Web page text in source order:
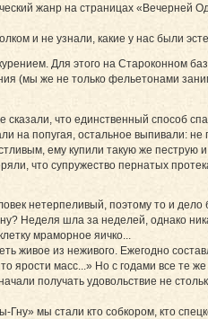
жанр на страницах
и не узнали, какие у нас были
Для этого на Староконном
(мы же не только фельетонами
что единственный способ
на попугая, остальное выпивали:
ему купили такую же пеструю
что супружество пернатых
нетерпеливый, поэтому то и дело
Неделя шла за неделей, однако
мраморное яичко...
живое из неживого. Ежегодно
ярости масс...» Но с годами все те
получать удовольствие не
мы стали кто собкором, кто